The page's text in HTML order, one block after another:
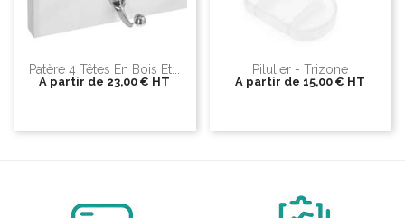
Patère 4 Têtes En Bois Et...
A partir de 23,00 € HT
Pilulier - Trizone
A partir de 15,00 € HT